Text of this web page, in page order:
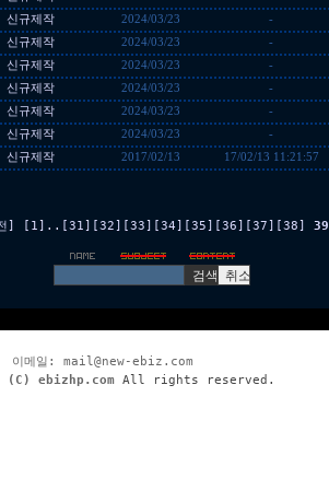
신규제작 2024/03/23 -
신규제작 2024/03/23 -
신규제작 2024/03/23 -
신규제작 2024/03/23 -
신규제작 2024/03/23 -
신규제작 2024/03/23 -
신규제작 2017/02/13 17/02/13 11:21:57
] [1] .. [31] [32] [33] [34] [35] [36] [37] [38] 39
이메일: mail@new-ebiz.com
(C) ebizhp.comAll rights reserved.